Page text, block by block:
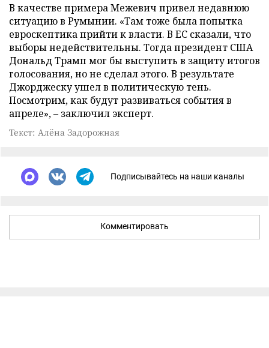
В качестве примера Межевич привел недавнюю
ситуацию в Румынии. «Там тоже была попытка
евроскептика прийти к власти. В ЕС сказали, что
выборы недействительны. Тогда президент США
Дональд Трамп мог бы выступить в защиту итогов
голосования, но не сделал этого. В результате
Джорджеску ушел в политическую тень.
Посмотрим, как будут развиваться события в
апреле», – заключил эксперт.
Текст: Алёна Задорожная
Подписывайтесь на наши каналы
Комментировать